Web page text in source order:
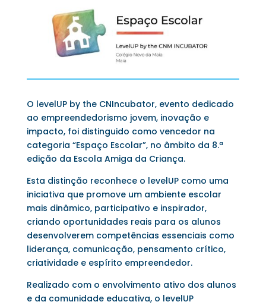
O levelUP by the CNIncubator, evento dedicado
ao empreendedorismo jovem, inovação e
impacto, foi distinguido como vencedor na
categoria “Espaço Escolar”, no âmbito da 8.ª
edição da Escola Amiga da Criança.
Esta distinção reconhece o levelUP como uma
iniciativa que promove um ambiente escolar
mais dinâmico, participativo e inspirador,
criando oportunidades reais para os alunos
desenvolverem competências essenciais como
liderança, comunicação, pensamento crítico,
criatividade e espírito empreendedor.
Realizado com o envolvimento ativo dos alunos
e da comunidade educativa, o levelUP